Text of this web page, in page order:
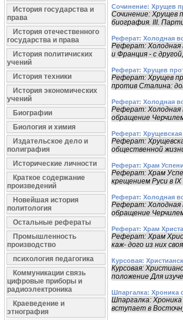
История государства и
права
История отечественного
государства и права
История политичиских
учений
История техники
История экономических
учений
Биографии
Биология и химия
Издательское дело и
полиграфия
Исторические личности
Краткое содержание
произведений
Новейшая история
политология
Остальные рефераты
Промышленность
производство
психология педагогика
Коммуникации связь
цифровые приборы и
радиоэлектроника
Краеведение и
этнография
Сочинение: Хрущев
Сочинение: Хрущев
биография. III.
Реферат: Холодная
Реферат: Холодная
и Франция - с
Реферат: Хрущев
Реферат: Хрущев
против Сталина:
Реферат: Холодная
Реферат:
обращение
Реферат: Хрущевская
Реферат:
общественной
Реферат: Храм
Реферат: Храм
крещением Руси в IX
Реферат: Холодная
Реферат:
обращение
Реферат: Храм
Реферат: Храм
каж- дого из них
Курсовая:
Курсовая:
положение Для
Шпаргалка: Хроника
Шпаргалка:
вступает в